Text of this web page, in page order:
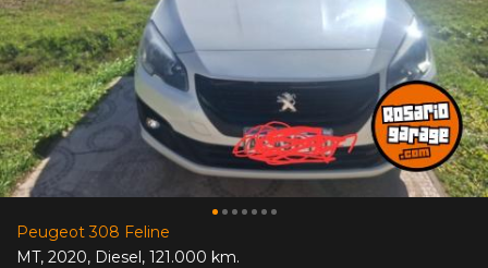
Peugeot 308 Feline
MT, 2020, Diesel, 121.000 km.